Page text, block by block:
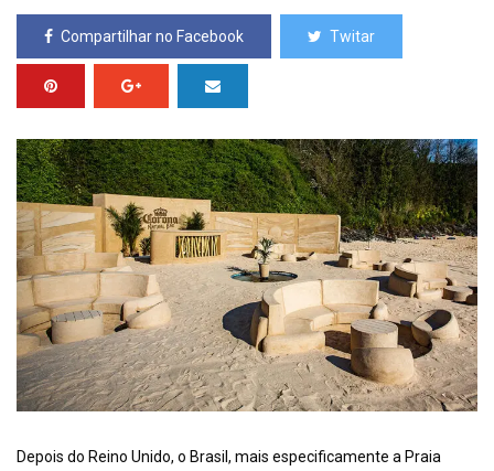
Compartilhar no Facebook Twitar
Depois do Reino Unido, o Brasil, mais especificamente a Praia